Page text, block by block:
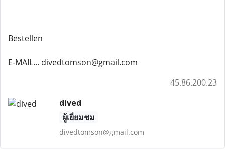
Bestellen
E-MAIL... divedtomson@gmail.com
45.86.200.23
dived
ผู้เยี่ยมชม
divedtomson@gmail.com